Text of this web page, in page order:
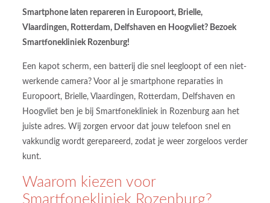
Smartphone laten repareren in Europoort, Brielle,
Vlaardingen, Rotterdam, Delfshaven en Hoogvliet? Bezoek
Smartfonekliniek Rozenburg!
Een kapot scherm, een batterij die snel leegloopt of een niet-
werkende camera? Voor al je smartphone reparaties in
Europoort, Brielle, Vlaardingen, Rotterdam, Delfshaven en
Hoogvliet ben je bij Smartfonekliniek in Rozenburg aan het
juiste adres. Wij zorgen ervoor dat jouw telefoon snel en
vakkundig wordt gerepareerd, zodat je weer zorgeloos verder
kunt.
Waarom kiezen voor
Smartfonekliniek Rozenburg?